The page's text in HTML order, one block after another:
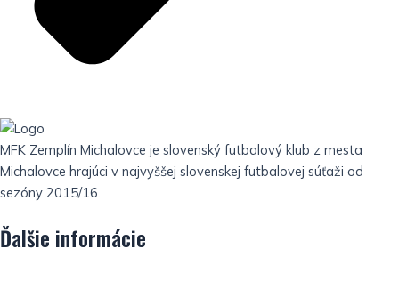
MFK Zemplín Michalovce je slovenský futbalový klub z mesta
Michalovce hrajúci v najvyššej slovenskej futbalovej súťaži od
sezóny 2015/16.
Ďalšie informácie